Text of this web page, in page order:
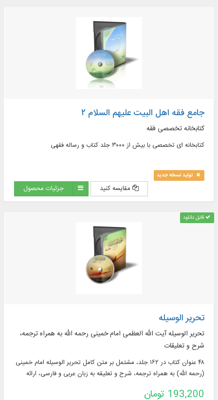
جامع فقه اهل البیت علیهم السلام ۲
کتابخانه تخصصی فقه
کتابخانه ای تخصصی با بیش از ۳۰۰۰ جلد کتاب و رساله فقهی
تولید نسخه جدید
مقایسه کنید جزئیات محصول
قابل دانلود
تحریر الوسیله
تحریر الوسیله آیت الله العظمی امام خمینی رحمه الله به همراه ترجمه،
شرح و تعلیقات
۴۸ عنوان کتاب در ۱۶۲ جلد، مشتمل بر‌ متن کامل تحریر الوسیله امام خمینی
(رحمه الله) به همراه ترجمه، شرح و تعلیقه به زبان عربی و فارسی، ارائه
شرح تحریر الوسیله، دلیل التحریر، مباحث حقوقی تحریر الوسیله و ...
193,200 تومان